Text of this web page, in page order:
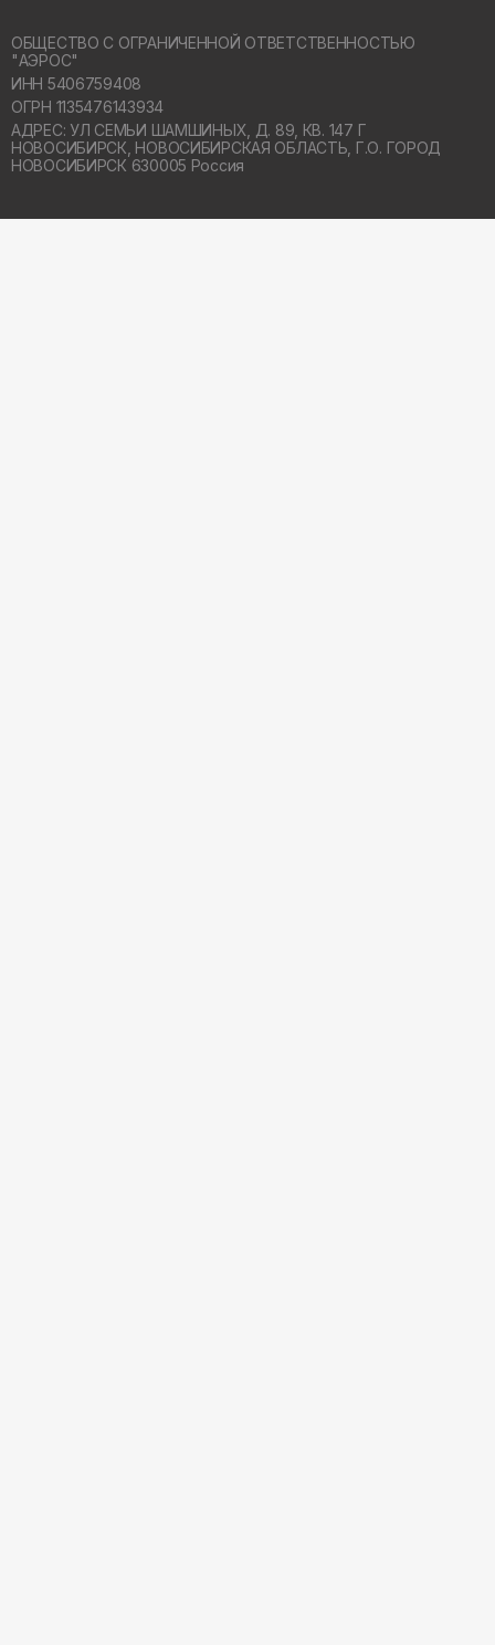
ОБЩЕСТВО С ОГРАНИЧЕННОЙ ОТВЕТСТВЕННОСТЬЮ
"АЭРОС"
ИНН 5406759408
ОГРН 1135476143934
АДРЕС: УЛ СЕМЬИ ШАМШИНЫХ, Д. 89, КВ. 147 Г
НОВОСИБИРСК, НОВОСИБИРСКАЯ ОБЛАСТЬ, Г.О. ГОРОД
НОВОСИБИРСК 630005 Россия